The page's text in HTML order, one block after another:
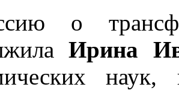
о
Ирина
наук,